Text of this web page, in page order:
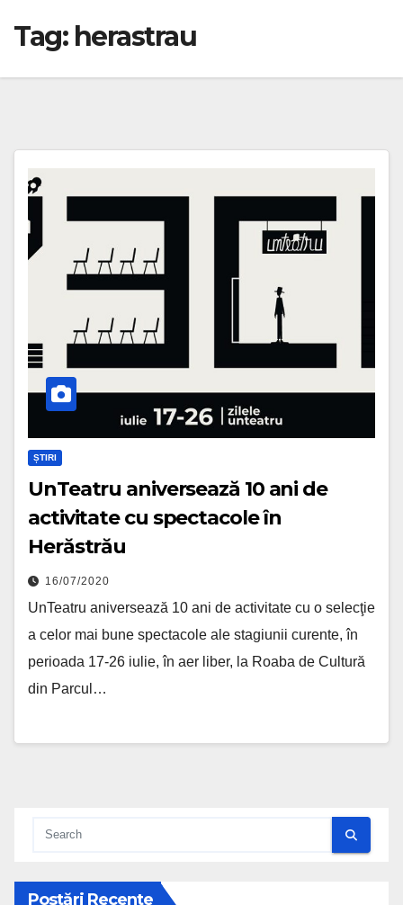
Tag: herastrau
ȘTIRI
UnTeatru aniversează 10 ani de
activitate cu spectacole în
Herăstrău
16/07/2020
UnTeatru aniversează 10 ani de activitate cu o selecţie
a celor mai bune spectacole ale stagiunii curente, în
perioada 17-26 iulie, în aer liber, la Roaba de Cultură
din Parcul…
Postări Recente